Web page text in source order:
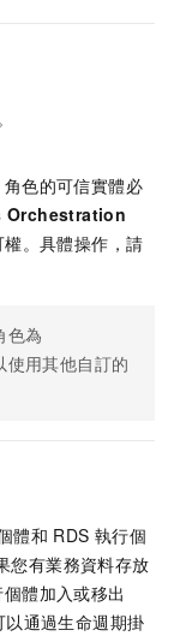
角色的可信實體必
Orchestration
。具體操作，請
色為
用其他自訂的
體和 RDS 執行個
您有業務資料存放
體加入或移出
通過生命週期掛